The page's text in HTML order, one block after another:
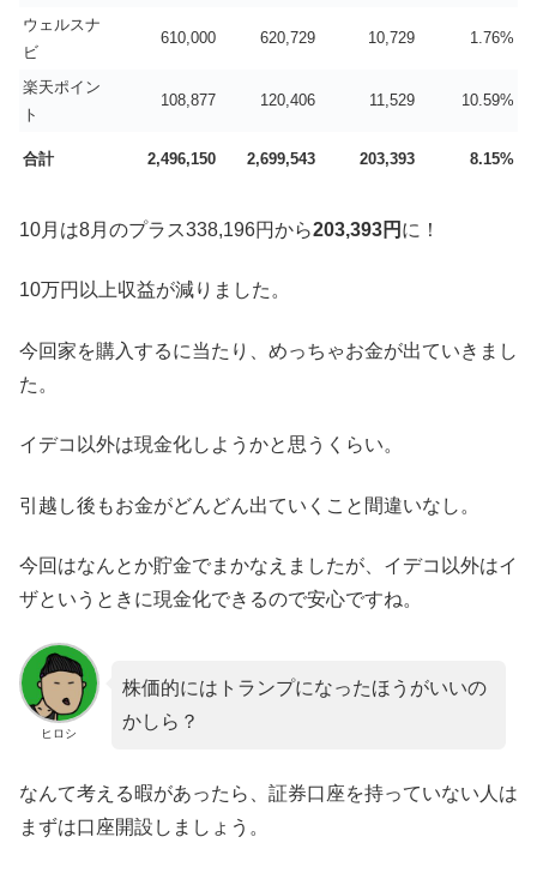
ウェルスナ
ビ
610,000 620,729 10,729 1.76%
楽天ポイン
ト
108,877 120,406 11,529 10.59%
合計 2,496,150 2,699,543 203,393 8.15%
10月は8月のプラス338,196円から203,393円 に！
10万円以上収益が減りました。
今回家を購入するに当たり、めっちゃお金が出ていきまし
た。
イデコ以外は現金化しようかと思うくらい。
引越し後もお金がどんどん出ていくこと間違いなし。
今回はなんとか貯金でまかなえましたが、イデコ以外はイ
ザというときに現金化できるので安心ですね。
ヒロシ
株価的にはトランプになったほうがいいの
かしら？
なんて考える暇があったら、証券口座を持っていない人は
まずは口座開設しましょう。